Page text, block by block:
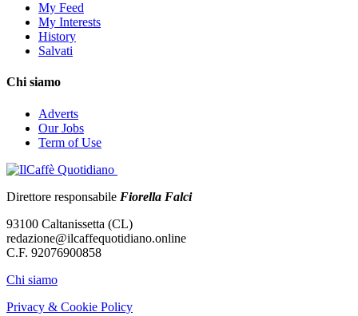
My Feed
My Interests
History
Salvati
Chi siamo
Adverts
Our Jobs
Term of Use
Direttore responsabile Fiorella Falci
93100 Caltanissetta (CL)
redazione@ilcaffequotidiano.online
C.F. 92076900858
Chi siamo
Privacy & Cookie Policy